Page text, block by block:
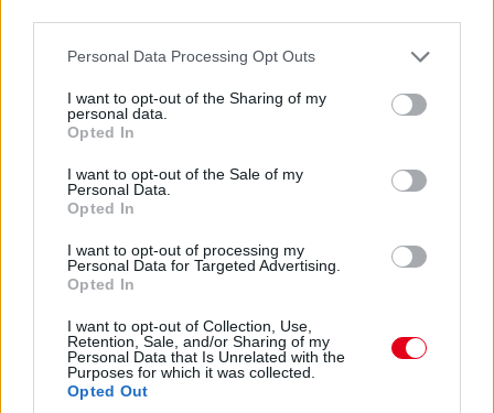
Please note that this website/app uses one or more Google
not limited to your visit or usage behaviour. You may click to
grant or deny consent to Google and its third-party tags to
use your data for below specified purposes in below Google
consent section.
Personal Data Processing Opt Outs
I want to opt-out of the Sharing of my
personal data.
Opted In
I want to opt-out of the Sale of my
Personal Data.
Opted In
I want to opt-out of processing my
Personal Data for Targeted Advertising.
Opted In
I want to opt-out of Collection, Use,
Retention, Sale, and/or Sharing of my
Personal Data that Is Unrelated with the
Purposes for which it was collected.
Opted Out
„Nem, egyszerűen csak klassz volt, de semmi
olyasmi nem volt, amit feltétlenül megtanultam
volna. Talán egy kissé túl kedves voltam
Lewisszal a 4-es kanyarba menet, ha jól
emlékszem. De azt leszámítva szerintem eléggé
jól harcoltam.”
Verstappenről
„Nem vagyunk a piacon”, „nincs elérhető
ülésem”, „nem fogok versenyzőt cserélni”: a